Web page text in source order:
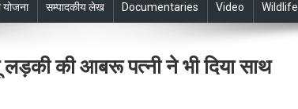
योजना सम्पादकीय लेख Documentaries Video Wildlife
लड़की की आबरू पत्नी ने भी दिया साथ